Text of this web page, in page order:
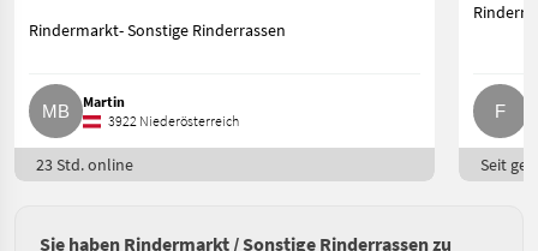
Rindermarkt- Sonstige Rinderrassen
Martin
3922 Niederösterreich
23 Std. online Seit
Sie haben Rindermarkt / Sonstige Rinderrassen zu